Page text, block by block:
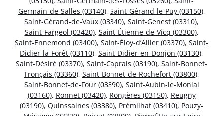
Germain-de-Salles (03140), Saint-Gérand-le-Puy (03150),
Saint-Gérand-de-Vaux (03340), Saint-Genest (03310),
Saint-Fargeol (03420), Saint-Étienne-de-Vicq (03300),
Saint-Ennemond (03400), Saint-Éloy-d’Allier (03370), Saint-
Didier-la-Forêt (03110), Saint-Didier-en-Donjon (03130),
Saint-Désiré (03370), Saint-Caprais (03190), Saint-Bonnet-
Tronçais (03360), Saint-Bonnet-de-Rochefort (03800),
Saint-Bonnet-de-Four (03390), Saint-Aubin-le-Monial
(03160), Ronnet (03420), Rongères (03150), Reugny
(03190), Quinssaines (03380), Prémilhat (03410), Pouzy-